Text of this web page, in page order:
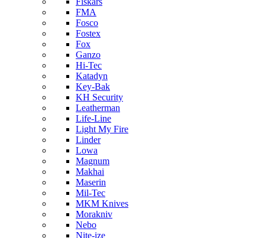
FMA
Fosco
Fostex
Fox
Ganzo
Hi-Tec
Katadyn
Key-Bak
KH Security
Leatherman
Life-Line
Light My Fire
Linder
Lowa
Magnum
Makhai
Maserin
Mil-Tec
MKM Knives
Morakniv
Nebo
Nite-ize